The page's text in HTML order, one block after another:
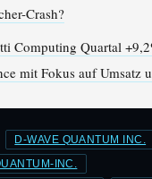
Crash?
Computing Quartal
mit Fokus auf Umsatz
D-WAVE QUANTUM INC.
INC.